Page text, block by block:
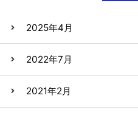
2025年4月
2022年7月
2021年2月